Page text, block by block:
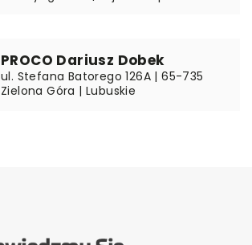
PROCO Dariusz Dobek
ul. Stefana Batorego 126A | 65-735
Zielona Góra | Lubuskie